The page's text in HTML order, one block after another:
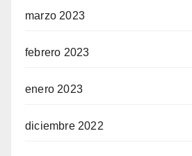
marzo 2023
febrero 2023
enero 2023
diciembre 2022